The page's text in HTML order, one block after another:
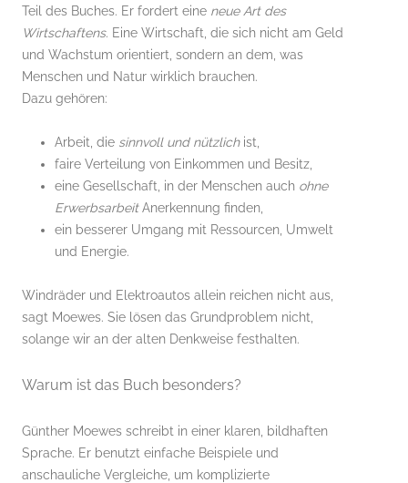
Teil des Buches. Er fordert eine neue Art des
Wirtschaftens. Eine Wirtschaft, die sich nicht am Geld
und Wachstum orientiert, sondern an dem, was
Menschen und Natur wirklich brauchen.
Dazu gehören:
Arbeit, die sinnvoll und nützlichist,
faire Verteilung von Einkommen und Besitz,
eine Gesellschaft, in der Menschen auch ohne
ErwerbsarbeitAnerkennung finden,
ein besserer Umgang mit Ressourcen, Umwelt
und Energie.
Windräder und Elektroautos allein reichen nicht aus,
sagt Moewes. Sie lösen das Grundproblem nicht,
solange wir an der alten Denkweise festhalten.
Warum ist das Buch besonders?
Günther Moewes schreibt in einer klaren, bildhaften
Sprache. Er benutzt einfache Beispiele und
anschauliche Vergleiche, um komplizierte